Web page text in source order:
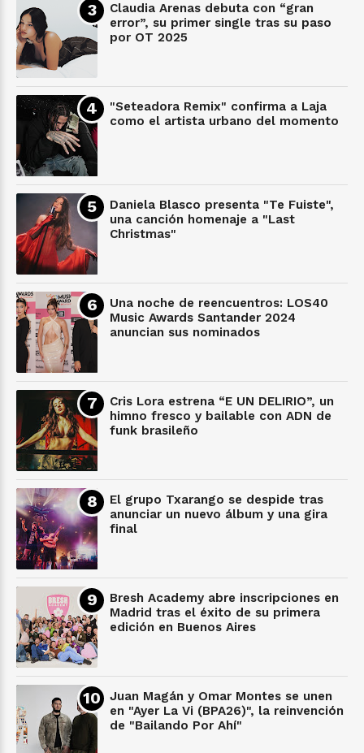
Claudia Arenas debuta con “gran
error”, su primer single tras su paso
por OT 2025
"Seteadora Remix" confirma a Laja
como el artista urbano del momento
Daniela Blasco presenta "Te Fuiste",
una canción homenaje a "Last
Christmas"
Una noche de reencuentros: LOS40
Music Awards Santander 2024
anuncian sus nominados
Cris Lora estrena “E UN DELIRIO”, un
himno fresco y bailable con ADN de
funk brasileño
El grupo Txarango se despide tras
anunciar un nuevo álbum y una gira
final
Bresh Academy abre inscripciones en
Madrid tras el éxito de su primera
edición en Buenos Aires
Juan Magán y Omar Montes se unen
en "Ayer La Vi (BPA26)", la reinvención
de "Bailando Por Ahí"